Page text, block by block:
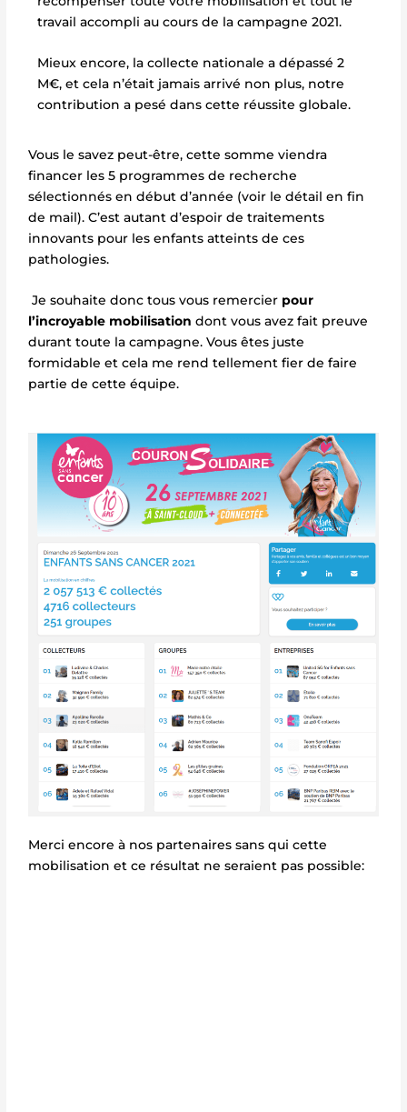
travail accompli au cours de la campagne 2021.
Mieux encore, la collecte nationale a dépassé 2
M€, et cela n’était jamais arrivé non plus, notre
contribution a pesé dans cette réussite globale.
Vous le savez peut-être, cette somme viendra
financer les 5 programmes de recherche
sélectionnés en début d’année (voir le détail en fin
de mail). C’est autant d’espoir de traitements
innovants pour les enfants atteints de ces
pathologies.
Je souhaite donc tous vous remercier pour
l’incroyable mobilisation dont vous avez fait preuve
durant toute la campagne. Vous êtes juste
formidable et cela me rend tellement fier de faire
partie de cette équipe.
Merci encore à nos partenaires sans qui cette
mobilisation et ce résultat ne seraient pas possible: